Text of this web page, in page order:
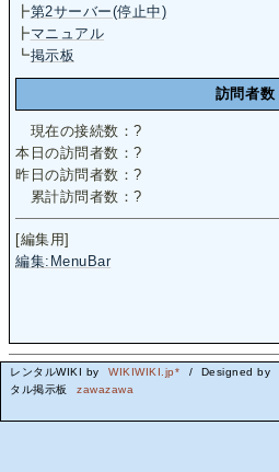
┣第2サーバー(停止中)
┣マニュアル
┗掲示板
訪問者数
現在の接続数：?
本日の訪問者数：?
昨日の訪問者数：?
累計訪問者数：?
[編集用]
編集:MenuBar
レンタルWIKI by WIKIWIKI.jp* / Designed by
タル掲示板
zawazawa